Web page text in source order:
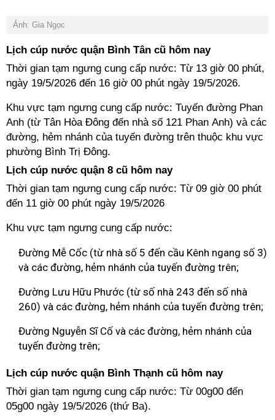
Ảnh: Gia Ngọc
Lịch cúp nước quận Bình Tân cũ hôm nay
Thời gian tạm ngưng cung cấp nước: Từ 13 giờ 00 phút,
ngày 19/5/2026 đến 16 giờ 00 phút ngày 19/5/2026.
Khu vực tạm ngưng cung cấp nước: Tuyến đường Phan
Anh (từ Tân Hòa Đông đến nhà số 121 Phan Anh) và các
đường, hẻm nhánh của tuyến đường trên thuộc khu vực
phường Bình Trị Đông.
Lịch cúp nước quận 8 cũ hôm nay
Thời gian tạm ngưng cung cấp nước: Từ 09 giờ 00 phút
đến 11 giờ 00 phút ngày 19/5/2026
Khu vực tạm ngưng cung cấp nước:
Đường Mễ Cốc (từ nhà số 5 đến cầu Kênh ngang số 3)
và các đường, hẻm nhánh của tuyến đường trên;
Đường Lưu Hữu Phước (từ số nhà 243 đến số nhà
260) và các đường, hẻm nhánh của tuyến đường trên;
Đường Nguyễn Sĩ Cố và các đường, hẻm nhánh của
tuyến đường trên;
Lịch cúp nước quận Bình Thạnh cũ hôm nay
Thời gian tạm ngưng cung cấp nước: Từ 00g00 đến
05g00 ngày 19/5/2026 (thứ Ba).